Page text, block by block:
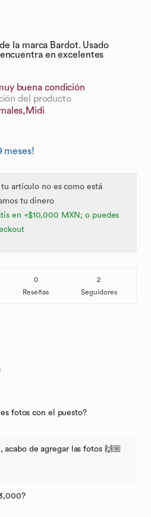
la marca Bardot. Usado
en excelentes
buena condición
del producto
Midi
meses!
artículo no es como está
tu dinero
en +$10,000 MXN; o puedes
0
Reseñas
2
Seguidores
fotos con el puesto?
acabo de agregar las fotos 🙌🏼